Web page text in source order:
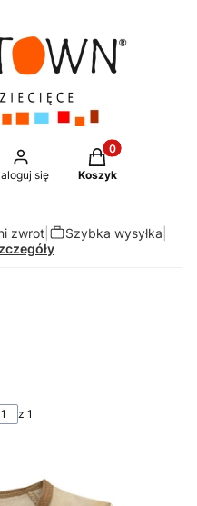
się
Produkty w
Koszyk
zwrot| Szybka wysyłka
z 1